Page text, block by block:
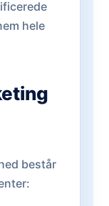
hele
består